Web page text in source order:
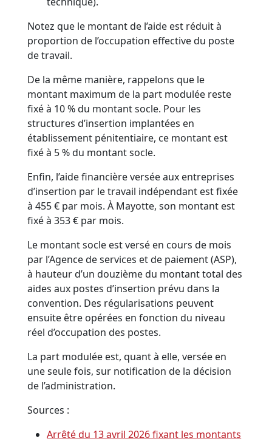
Notez que le montant de l’aide est réduit à
proportion de l’occupation effective du poste
de travail.
De la même manière, rappelons que le
montant maximum de la part modulée reste
fixé à 10 % du montant socle. Pour les
structures d’insertion implantées en
établissement pénitentiaire, ce montant est
fixé à 5 % du montant socle.
Enfin, l’aide financière versée aux entreprises
d’insertion par le travail indépendant est fixée
à 455 € par mois. À Mayotte, son montant est
fixé à 353 € par mois.
Le montant socle est versé en cours de mois
par l’Agence de services et de paiement (ASP),
à hauteur d’un douzième du montant total des
aides aux postes d’insertion prévu dans la
convention. Des régularisations peuvent
ensuite être opérées en fonction du niveau
réel d’occupation des postes.
La part modulée est, quant à elle, versée en
une seule fois, sur notification de la décision
de l’administration.
Sources :
Arrêté du 13 avril 2026 fixant les montants